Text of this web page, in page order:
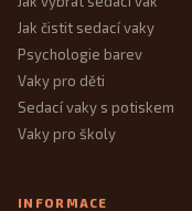
Jak čistit sedací vaky
Psychologie barev
Vaky pro děti
Sedací vaky s potiskem
Vaky pro školy
INFORMACE